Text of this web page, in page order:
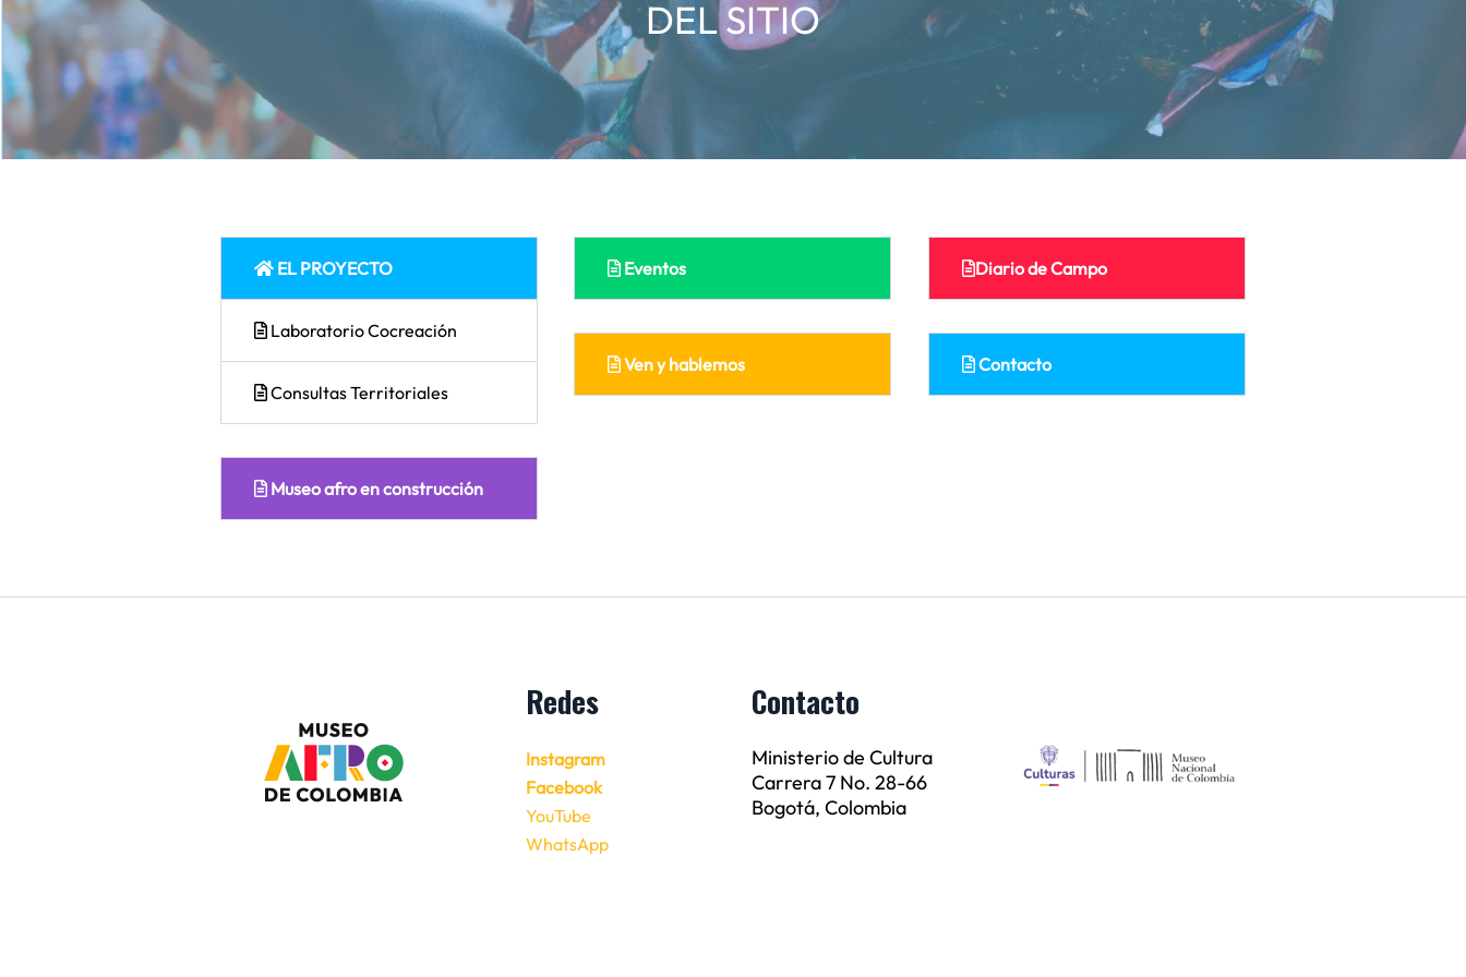
DEL SITIO
EL PROYECTO
Laboratorio Cocreación
Consultas Territoriales
Museo afro en construcción
Eventos
Ven y hablemos
Diario de Campo
Contacto
Redes
Instagram
Facebook
YouTube
WhatsApp
Contacto
Ministerio de Cultura
Carrera 7 No. 28-66
Bogotá, Colombia